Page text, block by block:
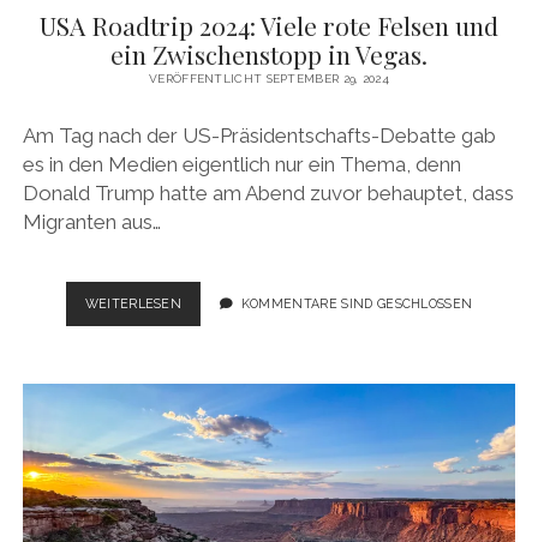
USA Roadtrip 2024: Viele rote Felsen und
ein Zwischenstopp in Vegas.
VERÖFFENTLICHT SEPTEMBER 29, 2024
Am Tag nach der US-Präsidentschafts-Debatte gab
es in den Medien eigentlich nur ein Thema, denn
Donald Trump hatte am Abend zuvor behauptet, dass
Migranten aus…
WEITERLESEN
ROADTRIP
FELSEN
UND
EIN
ZWISCHENSTOPP
IN
VEGAS.
KOMMENTARE SIND GESCHLOSSEN